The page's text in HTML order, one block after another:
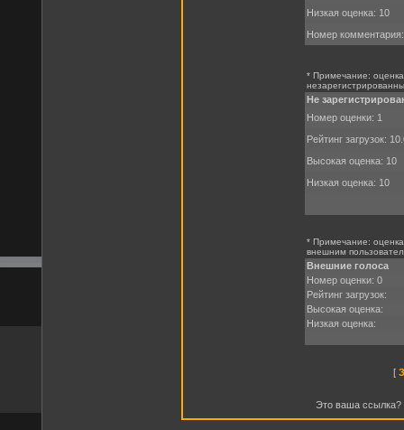
Низкая оценка: 10
Номер
* Примечание:
Не
Номер оценки: 1
Рейтинг загрузок:
Высокая оценка: 10
Низкая оценка: 10
* Примечание:
внешним
Внешние голоса
Номер оценки: 0
Рейтинг загрузок:
Высокая оценка:
Низкая оценка:
[
Это ваша ссылка?